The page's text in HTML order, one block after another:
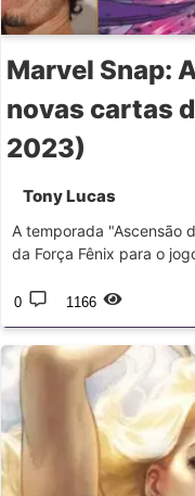
Marvel Snap:
novas cartas
2023)
Tony Lucas
A temporada "Ascensão
da Força Fênix para o
0 1166